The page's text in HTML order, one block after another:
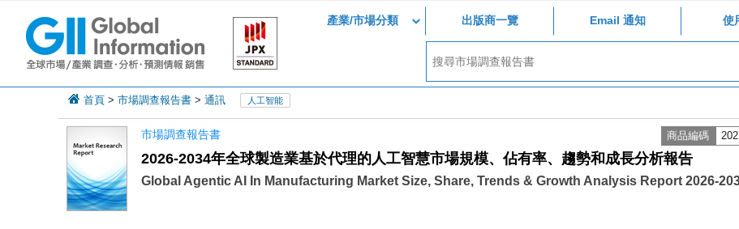
產業/市場分類 出版商一覽 Email 通知 使
首頁 > 市場調查報告書 > 通訊 人工智能
市場調查報告書 商品編碼
2026-2034年全球製造業基於代理的人工智慧市場規模、佔有率、趨勢和成長分析報告
Global Agentic AI In Manufacturing Market Size, Share, Trends & Growth Analysis Report 2026-